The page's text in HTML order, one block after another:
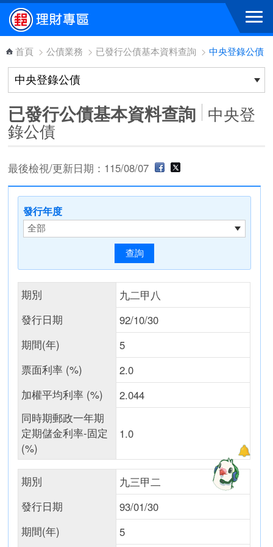
跳到主要內容區塊
首頁 > 公債業務 > 已發行公債基本資料查詢 > 中央登錄公債
已發行公債基本資料查詢 中央登
錄公債
最後檢視/更新日期：115/08/07
發行年度
期別
九二甲八
發行日期
92/10/30
期間(年)
5
票面利率 (%)
2.0
加權平均利率 (%)
2.044
同時期郵政一年期
定期儲金利率-固定
(%)
1.0
期別
九三甲二
發行日期
93/01/30
期間(年)
5